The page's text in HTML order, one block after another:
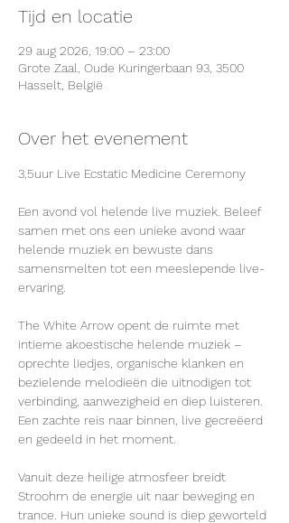
Tijd en locatie
29 aug 2026, 19:00 – 23:00
Grote Zaal, Oude Kuringerbaan 93, 3500
Hasselt, België
Over het evenement
3,5uur Live Ecstatic Medicine Ceremony
Een avond vol helende live muziek. Beleef
samen met ons een unieke avond waar
helende muziek en bewuste dans
samensmelten tot een meeslepende live-
ervaring.
The White Arrow opent de ruimte met
intieme akoestische helende muziek –
oprechte liedjes, organische klanken en
bezielende melodieën die uitnodigen tot
verbinding, aanwezigheid en diep luisteren.
Een zachte reis naar binnen, live gecreëerd
en gedeeld in het moment.
Vanuit deze heilige atmosfeer breidt
Stroohm de energie uit naar beweging en
trance. Hun unieke sound is diep geworteld